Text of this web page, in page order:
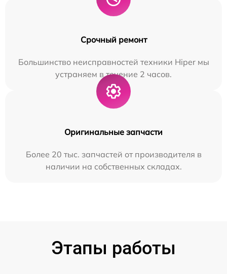
Срочный ремонт
Большинство неисправностей техники Hiper мы
устраняем в течение 2 часов.
Оригинальные запчасти
Более 20 тыс. запчастей от производителя в
наличии на собственных складах.
Этапы работы